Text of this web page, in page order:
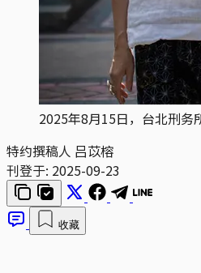
2025年8月15日，台北刑务
特约撰稿人 吕苡榕
刊登于: 2025-09-23
收藏